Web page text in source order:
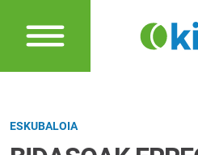
ESKUBALOIA